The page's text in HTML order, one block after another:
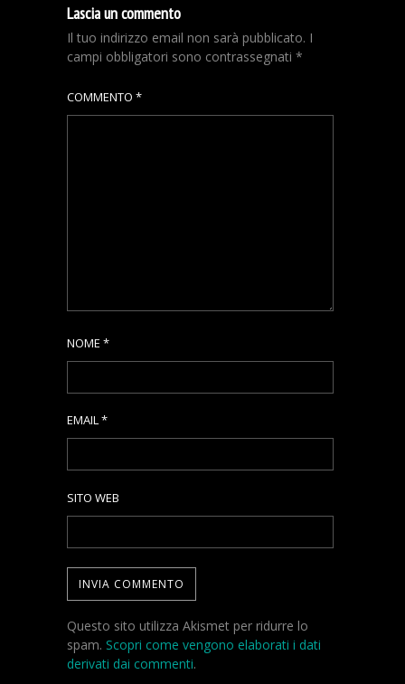
Lascia un commento
Il tuo indirizzo email non sarà pubblicato. I
campi obbligatori sono contrassegnati *
COMMENTO *
NOME *
EMAIL*
SITO WEB
Questo sito utilizza Akismet per ridurre lo
spam. Scopri come vengono elaborati i dati
derivati dai commenti.